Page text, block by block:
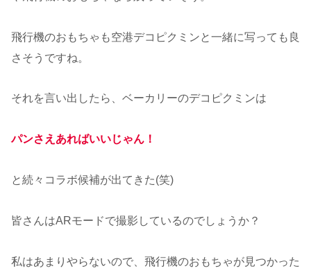
飛行機のおもちゃも空港デコピクミンと一緒に写っても良
さそうですね。
それを言い出したら、ベーカリーのデコピクミンは
パンさえあればいいじゃん！
と続々コラボ候補が出てきた(笑)
皆さんはARモードで撮影しているのでしょうか？
私はあまりやらないので、飛行機のおもちゃが見つかった